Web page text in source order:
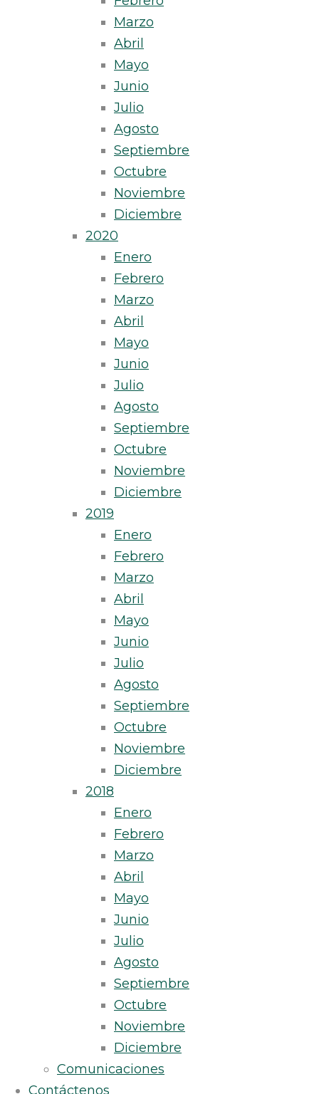
Marzo
Abril
Mayo
Junio
Julio
Agosto
Septiembre
Octubre
Noviembre
Diciembre
2020
Enero
Febrero
Marzo
Abril
Mayo
Junio
Julio
Agosto
Septiembre
Octubre
Noviembre
Diciembre
2019
Enero
Febrero
Marzo
Abril
Mayo
Junio
Julio
Agosto
Septiembre
Octubre
Noviembre
Diciembre
2018
Enero
Febrero
Marzo
Abril
Mayo
Junio
Julio
Agosto
Septiembre
Octubre
Noviembre
Diciembre
Comunicaciones
Contáctenos